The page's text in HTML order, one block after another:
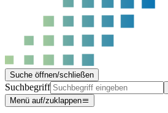
Suche öffnen/schließen
Suchbegriff
Menü auf/zuklappen